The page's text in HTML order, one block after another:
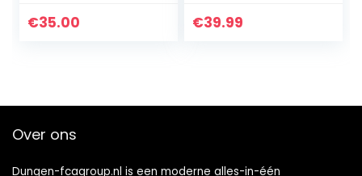
€35.00 €39.99
Over ons
Dungen-fcagroup.nl is een moderne alles-in-één